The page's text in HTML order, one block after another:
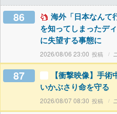
86
海外「日本なん
を知ってしまったデ
に失望する事態に
2026/08/06 23:00
87
【衝撃映像】手
いかぶさり命を守る
2026/08/07 08:30